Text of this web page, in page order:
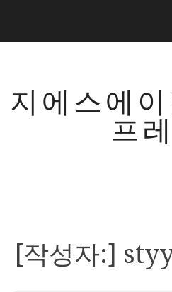
지에스에
프
[작성자:]